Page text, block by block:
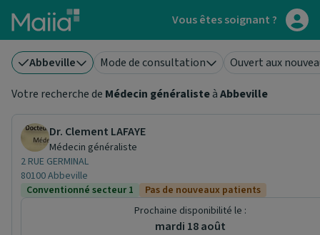
Aller au contenu principal Vous êtes soignant ?
Abbeville Mode de consultation
Ouvert aux
Votre recherche de Médecin généralisteàAbbeville
Dr. Clement LAFAYE
Médecin généraliste
2 RUE GERMINAL
80100 Abbeville
Conventionné secteur 1
Pas de nouveaux patients
Prochaine disponibilité le :
mardi 18 août